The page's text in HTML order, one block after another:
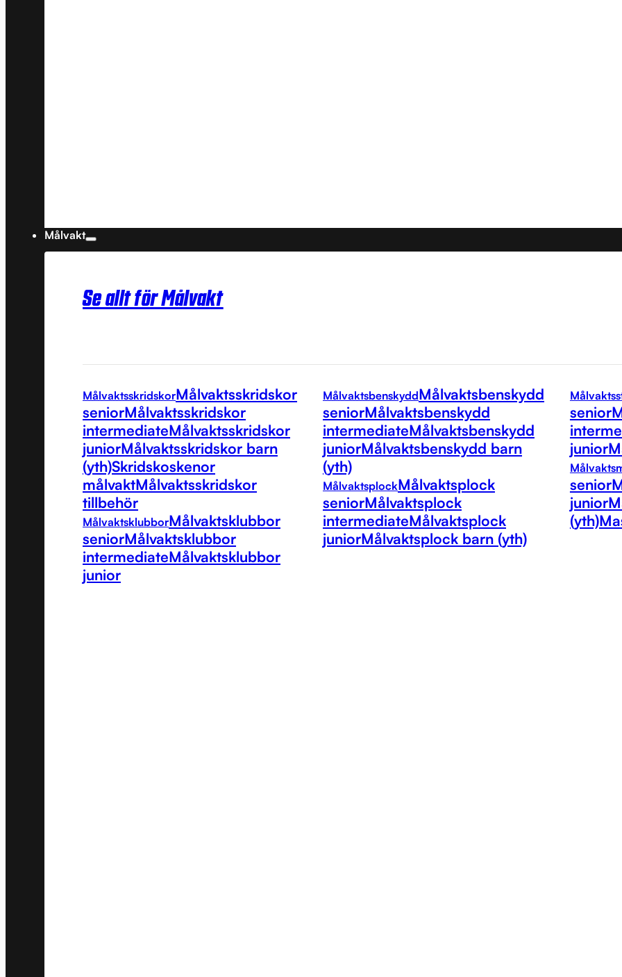
Målvakt
Se allt för Målvakt
MålvaktsskridskorMålvaktsskridskor
seniorMålvaktsskridskor
intermediateMålvaktsskridskor
juniorMålvaktsskridskor barn
(yth)Skridskoskenor
målvaktMålvaktsskridskor
tillbehör
MålvaktsklubborMålvaktsklubbor
seniorMålvaktsklubbor
intermediateMålvaktsklubbor
junior
MålvaktsbenskyddMålvaktsbenskydd
seniorMålvaktsbenskydd
intermediateMålvaktsbenskydd
juniorMålvaktsbenskydd barn
(yth)
MålvaktsplockMålvaktsplock
seniorMålvaktsplock
intermediateMålvaktsplock
juniorMålvaktsplock barn (yth)
senior
junior
senior
junior
(yth)